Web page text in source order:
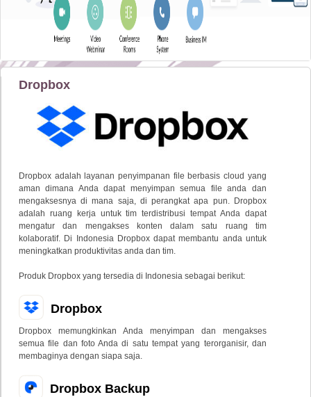
Dropbox
Dropbox adalah layanan penyimpanan file berbasis cloud yang
aman dimana Anda dapat menyimpan semua file anda dan
mengaksesnya di mana saja, di perangkat apa pun. Dropbox
adalah ruang kerja untuk tim terdistribusi tempat Anda dapat
mengatur dan mengakses konten dalam satu ruang tim
kolaboratif. Di Indonesia Dropbox dapat membantu anda untuk
meningkatkan produktivitas anda dan tim.
Produk Dropbox yang tersedia di Indonesia sebagai berikut:
Dropbox
Dropbox memungkinkan Anda menyimpan dan mengakses
semua file dan foto Anda di satu tempat yang terorganisir, dan
membaginya dengan siapa saja.
Dropbox Backup